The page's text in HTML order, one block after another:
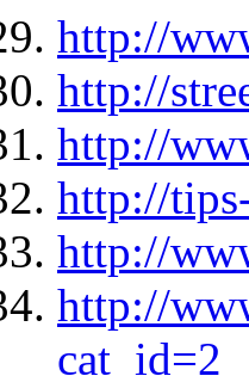
http://
http://
http://
http://
http://
http://
cat_id=2